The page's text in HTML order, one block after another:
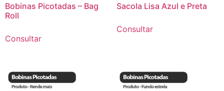
Bobinas Picotadas – Bag
Roll
Consultar
Sacola Lisa Azul e Preta
Consultar